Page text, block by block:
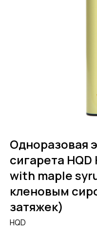
Одноразовая
сигарета
with maple
кленовым
затяжек)
HQD